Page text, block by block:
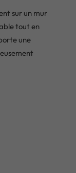
sur un mur
tout en
une